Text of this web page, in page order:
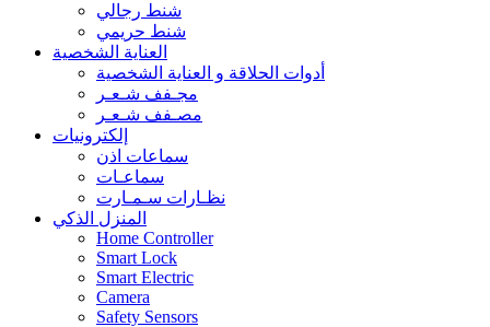
شنط رجالي
شنط حريمي
العناية الشخصية
أدوات الحلاقة و العناية الشخصية
مجـفف شـعـر
مصـفف شـعـر
إلكترونيات
سماعات اذن
سماعـات
نظـارات سـمـارت
المنزل الذكي
Home Controller
Smart Lock
Smart Electric
Camera
Safety Sensors